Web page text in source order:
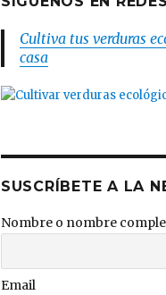
Cultiva tus verduras
casa
SUSCRÍBETE A LA
Nombre o nombre
Email